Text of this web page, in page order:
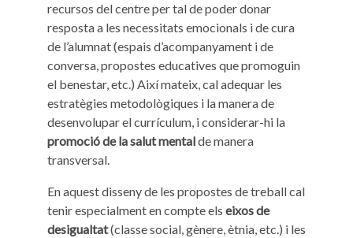
recursos del centre per tal de poder donar
resposta a les necessitats emocionals i de cura
de l’alumnat (espais d’acompanyament i de
conversa, propostes educatives que promoguin
el benestar, etc.) Així mateix, cal adequar les
estratègies metodològiques i la manera de
desenvolupar el currículum, i considerar-hi la
promoció de la salut mentalde manera
transversal.
En aquest disseny de les propostes de treball cal
tenir especialment en compte els eixos de
desigualtat(classe social, gènere, ètnia, etc.) i les